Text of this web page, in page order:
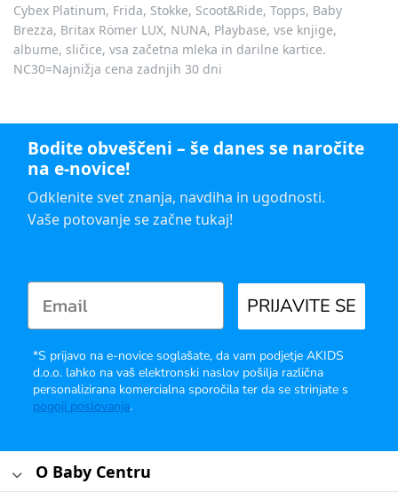
Cybex Platinum, Frida, Stokke, Scoot&Ride, Topps, Baby
Brezza, Britax Römer LUX, NUNA, Playbase, vse knjige,
albume, sličice, vsa začetna mleka in darilne kartice.
NC30=Najnižja cena zadnjih 30 dni
Bodite obveščeni – še danes se naročite
na e-novice!
Odklenite svet znanja, navdiha in ugodnosti.
Vaše potovanje se začne tukaj!
PRIJAVITE SE
*S prijavo na e-novice soglašate, da vam podjetje AKIDS
d.o.o. lahko na vaš elektronski naslov pošilja različna
personalizirana komercialna sporočila ter da se strinjate s
pogoji poslovanja.
O Baby Centru